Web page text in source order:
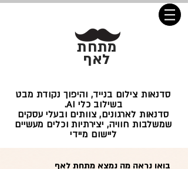
מתחת
לאף
סדנאות צילום בנייד, והיפוך נקודת מבט
בשילוב כלי AI.
סדנאות לארגונים, צוותים ובעלי עסקים
שמשלבות חוויה, יצירתיות וכלים מעשיים
ליישום מיידי
בואו נראה מה נמצא מתחת לאף